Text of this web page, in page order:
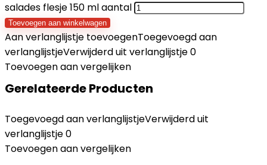
salades flesje 150 ml aantal
Toevoegen aan winkelwagen
Aan verlanglijstje toevoegenToegevoegd aan
verlanglijstjeVerwijderd uit verlanglijstje0
Toevoegen aan vergelijken
Gerelateerde Producten
Toegevoegd aan verlanglijstjeVerwijderd uit
verlanglijstje0
Toevoegen aan vergelijken